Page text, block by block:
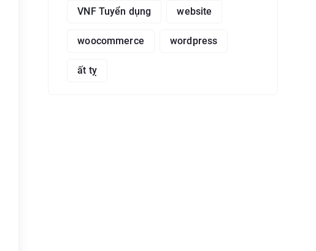
VNF Tuyển dụng website
woocommerce wordpress
ất tỵ